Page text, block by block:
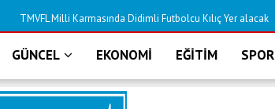
TMVFL Milli Karmasında Didimli Futbolcu Kılıç Yer alacak
GÜNCEL EKONOMİ EĞİTİM SPOR